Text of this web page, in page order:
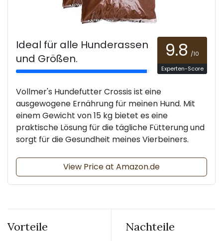
Ideal für alle Hunderassen
und Größen.
9.8 /10
Experten-Score
Vollmer's Hundefutter Crossis ist eine
ausgewogene Ernährung für meinen Hund. Mit
einem Gewicht von 15 kg bietet es eine
praktische Lösung für die tägliche Fütterung und
sorgt für die Gesundheit meines Vierbeiners.
View Price at Amazon.de
Vorteile Nachteile